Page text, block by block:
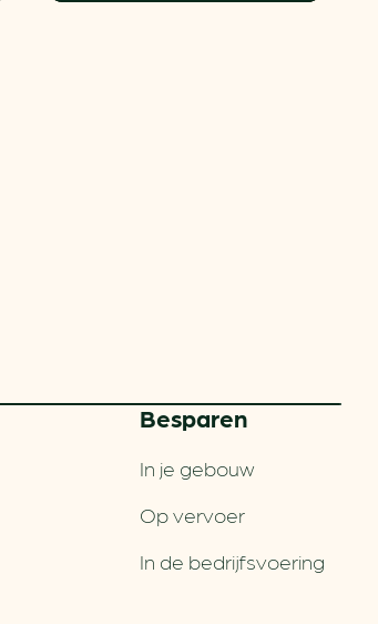
Besparen
In je gebouw
Op vervoer
In de bedrijfsvoering